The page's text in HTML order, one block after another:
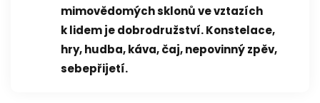
mimovědomých sklonů ve vztazích
k lidem je dobrodružství. Konstelace,
hry, hudba, káva, čaj, nepovinný zpěv,
sebepřijetí.